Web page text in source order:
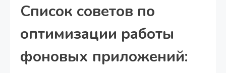
Список советов по
оптимизации работы
фоновых приложений: